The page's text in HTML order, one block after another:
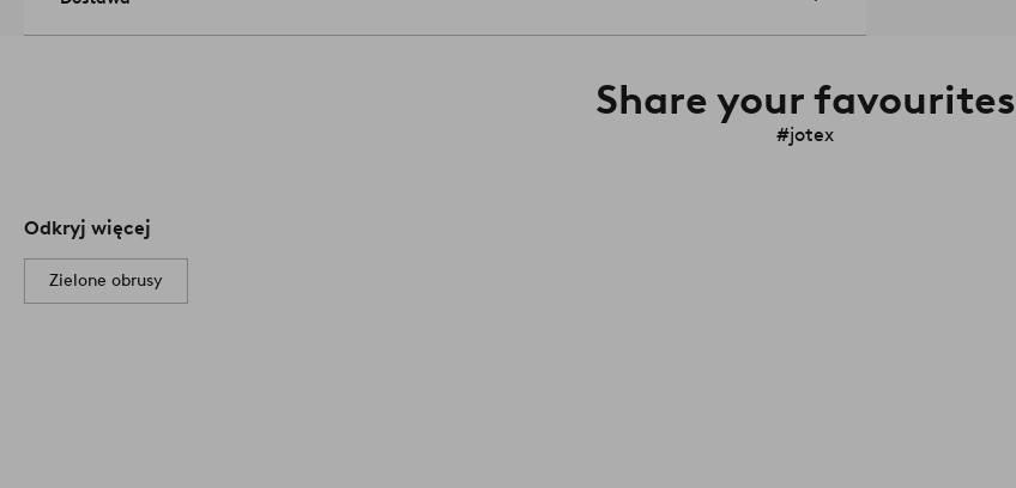
Share your favourites
#jotex
Odkryj więcej
Zielone obrusy